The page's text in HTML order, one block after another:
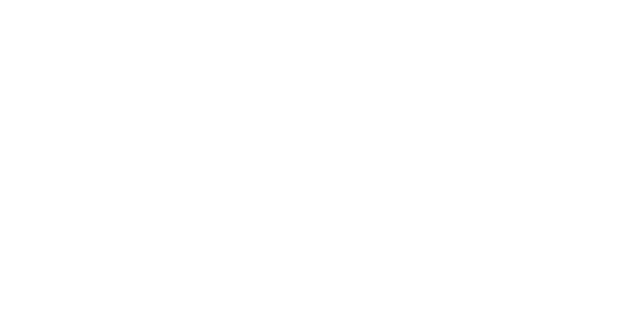
de Juanlu
de 420 millones por el club
de un inválido Consejo
antes del cierre
con el Genoa
campo sevillista
Salónica
nuevo portero y el Getafe mueve ficha... Las últimas novedades del mercado de La Liga
martes
pasada”